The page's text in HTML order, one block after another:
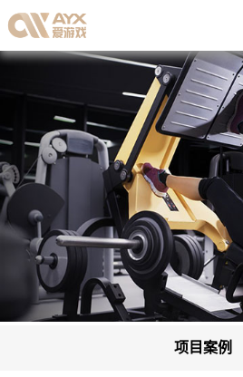
项目案例